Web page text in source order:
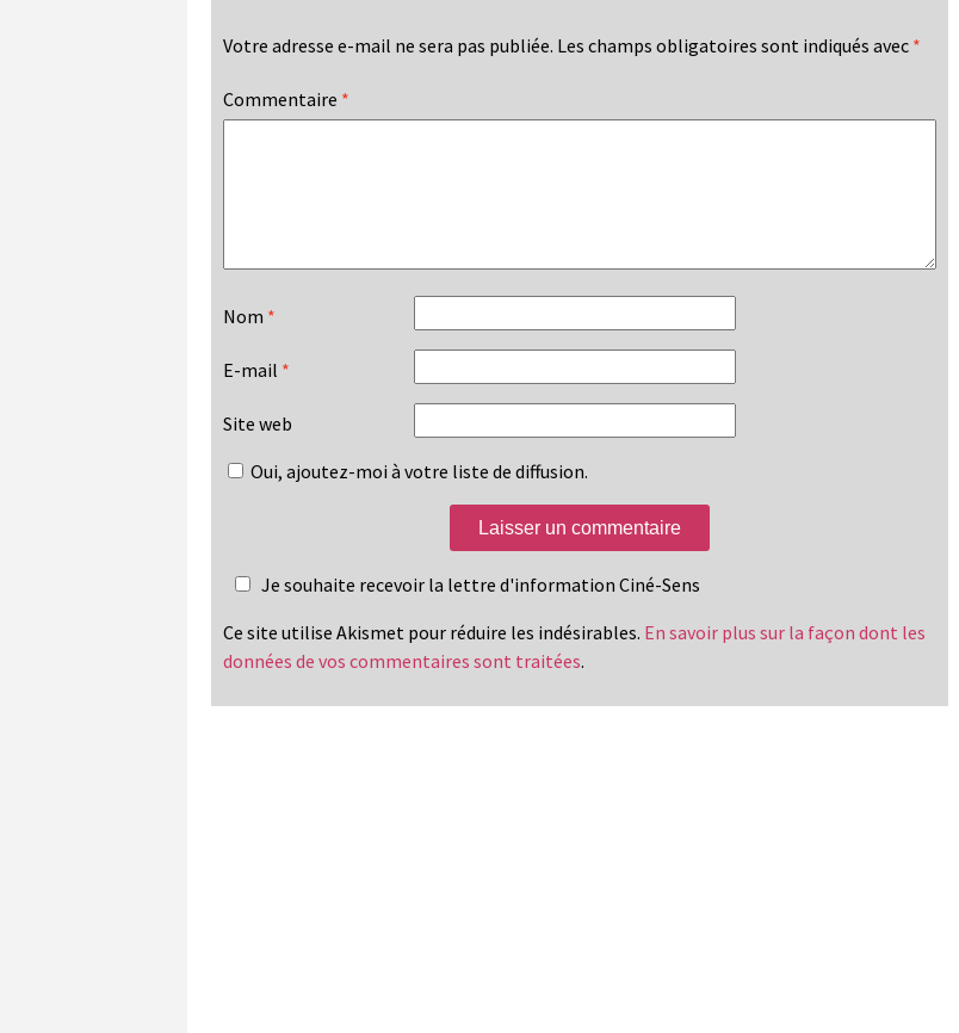
Votre adresse e-mail ne sera pas publiée. Les champs obligatoires sont indiqués avec *
Commentaire *
Nom *
E-mail *
Site web
Oui, ajoutez-moi à votre liste de diffusion.
Je souhaite recevoir la lettre d'information Ciné-Sens
Ce site utilise Akismet pour réduire les indésirables. En savoir plus sur la façon dont les
données de vos commentaires sont traitées.